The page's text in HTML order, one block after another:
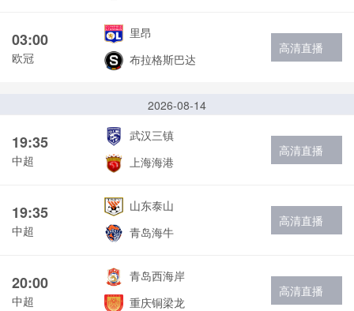
03:00
欧冠
里昂
布拉格斯巴达
高清直播
2026-08-14
19:35
中超
武汉三镇
上海海港
高清直播
19:35
中超
山东泰山
青岛海牛
高清直播
20:00
中超
青岛西海岸
重庆铜梁龙
高清直播